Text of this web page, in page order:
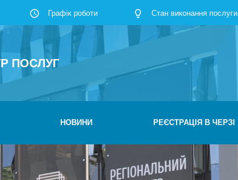
Графік роботи Стан виконання послуги
ПОСЛУГ
НОВИНИ РЕЄСТРАЦІЯ В ЧЕРЗІ